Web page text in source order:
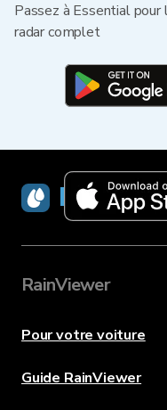
Passez à Essential
radar complet
RainViewer
Pour votre voiture
Guide RainViewer